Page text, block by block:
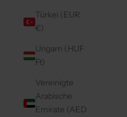
Türkei (EUR
€)
Ungarn (HUF
Ft)
Vereinigte
Arabische
Emirate (AED